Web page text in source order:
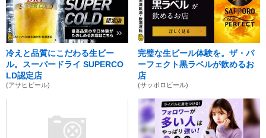
冷えと品質にこだわる生ビー
ル。スーパードライ SUPERCO
LD認定店
(アサヒビール)
完璧な生ビール体験を。ザ・パ
ーフェクト黒ラベルが飲めるお
店
(サッポロビール)